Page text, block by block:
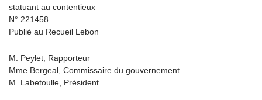
statuant au contentieux
N° 221458
Publié au Recueil Lebon
M. Peylet, Rapporteur
Mme Bergeal, Commissaire du gouvernement
M. Labetoulle, Président